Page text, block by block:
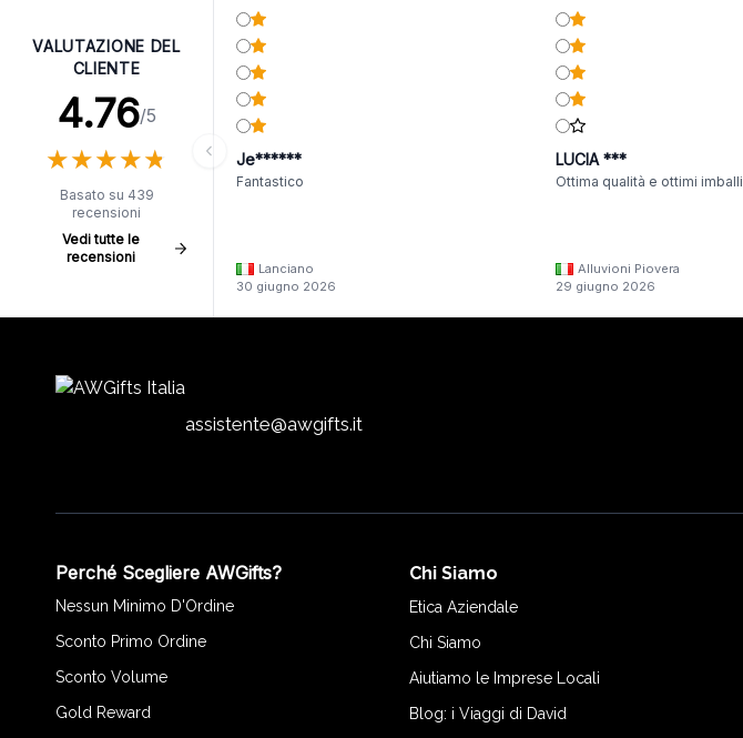
VALUTAZIONE DEL
CLIENTE
4.76/5
★★★★★
★★★★★
Basato su 439
recensioni
Vedi tutte le
recensioni
Je******
Fantastico
Lanciano
30 giugno 2026
LUCIA ***
Ottima qualità e ottimi imballi
Alluvioni Piovera
29 giugno 2026
assistente@awgifts.it
Perché Scegliere AWGifts?
Nessun Minimo D'Ordine
Sconto Primo Ordine
Sconto Volume
Gold Reward
Chi Siamo
Etica Aziendale
Chi Siamo
Aiutiamo le Imprese Locali
Blog: i Viaggi di David